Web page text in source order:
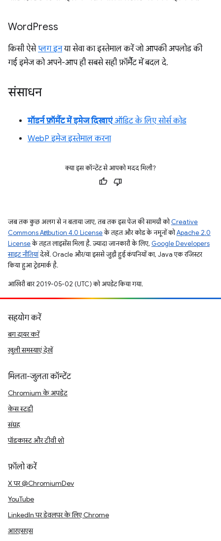
WordPress
किसी ऐसेप्लग इनया सेवा का इस्तेमाल करें जो आपकी अपलोड की
गई इमेज को अपने-आप ही सबसे सही फ़ॉर्मैट में बदल दे.
संसाधन
मॉडर्न फ़ॉर्मैट में इमेज दिखाएंऑडिट के लिए सोर्स कोड
WebP इमेज इस्तेमाल करना
क्या इस कॉन्टेंट से आपको मदद मिली?
जब तक कुछ अलग से न बताया जाए, तब तक इस पेज की सामग्री कोCreative
Commons Attribution 4.0 Licenseके तहत और कोड के नमूनों कोApache 2.0
Licenseके तहत लाइसेंस मिला है. ज़्यादा जानकारी के लिए, Google Developers
साइट नीतियांदेखें. Oracle और/या इससे जुड़ी हुई कंपनियों का, Java एक रजिस्टर
किया हुआ ट्रेडमार्क है.
आखिरी बार 2019-05-02 (UTC) को अपडेट किया गया.
सहयोग करें
बग दायर करें
खुली समस्याएं देखें
मिलता-जुलता कॉन्टेंट
Chromium के अपडेट
केस स्टडी
संग्रह
पॉडकास्ट और टीवी शो
फ़ॉलो करें
X पर @ChromiumDev
YouTube
LinkedIn पर डेवलपर के लिए Chrome
आरएसएस